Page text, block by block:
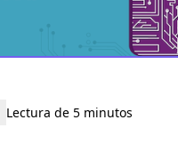
Lectura de 5 minutos